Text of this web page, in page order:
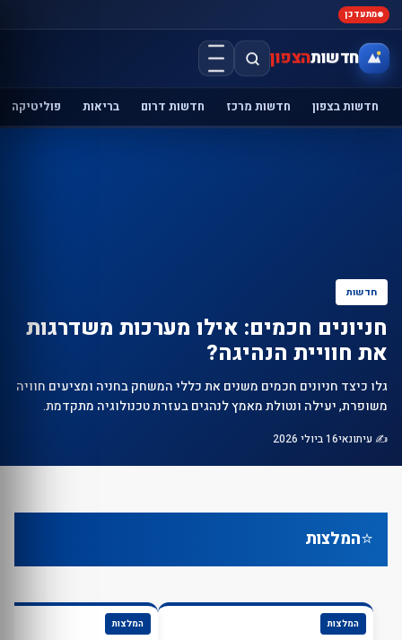
מתעדכן
חדשותהצפון
חדשות בצפון חדשות מרכז חדשות דרום בריאות פוליטיקה
חדשות
חניונים חכמים: אילו מערכות משדרגות
את חוויית הנהיגה?
גלו כיצד חניונים חכמים משנים את כללי המשחק בחניה ומציעים חוויה
משופרת, יעילה ונטולת מאמץ לנהגים בעזרת טכנולוגיה מתקדמת.
✍️ עיתונאי16 ביולי 2026
⭐המלצות
המלצות המלצות